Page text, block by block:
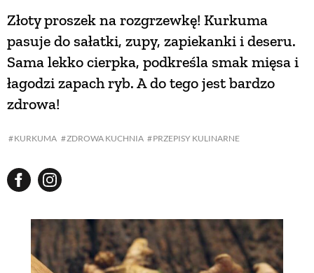
KURKUMA ZDROWA KUCHNIA PRZEPISY KULINARNE
Złoty proszek na rozgrzewkę! Kurkuma
pasuje do sałatki, zupy, zapiekanki i deseru.
Sama lekko cierpka, podkreśla smak mięsa i
łagodzi zapach ryb. A do tego jest bardzo
zdrowa!